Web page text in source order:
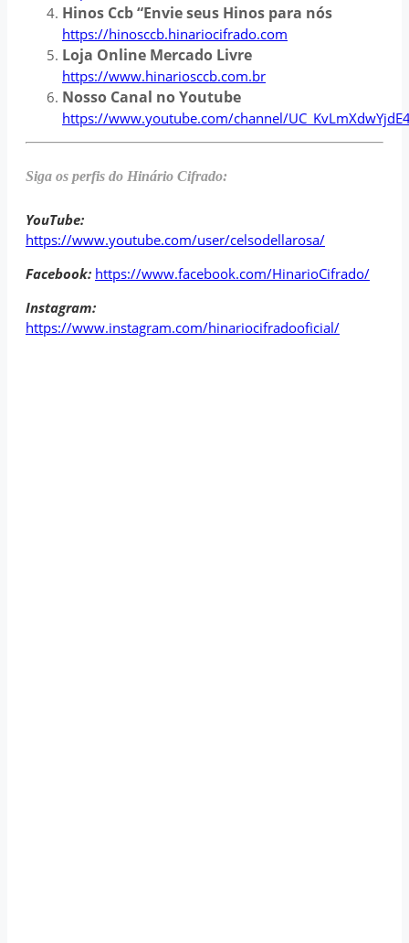
Hinos Ccb “Envie seus Hinos para nós
https://hinosccb.hinariocifrado.com
Loja Online Mercado Livre
https://www.hinariosccb.com.br
Nosso Canal no Youtube
https://www.youtube.com/channel/
Siga os perfis do Hinário Cifrado:
YouTube:
https://www.youtube.com/user/celsodellarosa/
Facebook: https://www.facebook.com/HinarioCifrado/
Instagram:
https://www.instagram.com/hinariocifradooficial/